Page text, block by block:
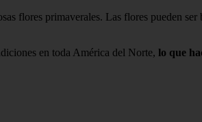
flores primaverales. Las flores pueden
en toda América del Norte, lo que